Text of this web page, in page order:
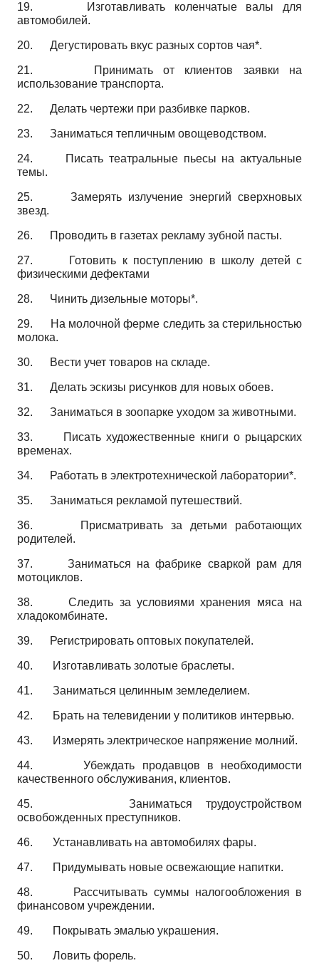
19.
Изготавливать коленчатые валы для
автомобилей.
20. Дегустировать вкус разных сортов чая*.
21.
Принимать от клиентов заявки на
использование транспорта.
22. Делать чертежи при разбивке парков.
23. Заниматься тепличным овощеводством.
24.
Писать театральные пьесы на актуальные
темы.
25.Замерять излучение энергий сверхновых
звезд.
26. Проводить в газетах рекламу зубной пасты.
27.
Готовить к поступлению в школу детей с
физическими дефектами
28. Чинить дизельные моторы*.
29.
На молочной ферме следить за стерильностью
молока.
30. Вести учет товаров на складе.
31. Делать эскизы рисунков для новых обоев.
32. Заниматься в зоопарке уходом за животными.
33.
Писать художественные книги о рыцарских
временах.
34. Работать в электротехнической лаборатории*.
35. Заниматься рекламой путешествий.
36.
Присматривать за детьми работающих
родителей.
37.Заниматься на фабрике сваркой рам для
мотоциклов.
38.Следить за условиями хранения мяса на
хладокомбинате.
39. Регистрировать оптовых покупателей.
40. Изготавливать золотые браслеты.
41. Заниматься целинным земледелием.
42. Брать на телевидении у политиков интервью.
43. Измерять электрическое напряжение молний.
44.Убеждать продавцов в необходимости
качественного обслуживания, клиентов.
45. Заниматься трудоустройством
освобожденных преступников.
46. Устанавливать на автомобилях фары.
47. Придумывать новые освежающие напитки.
48. Рассчитывать суммы налогообложения в
финансовом учреждении.
49. Покрывать эмалью украшения.
50. Ловить форель.